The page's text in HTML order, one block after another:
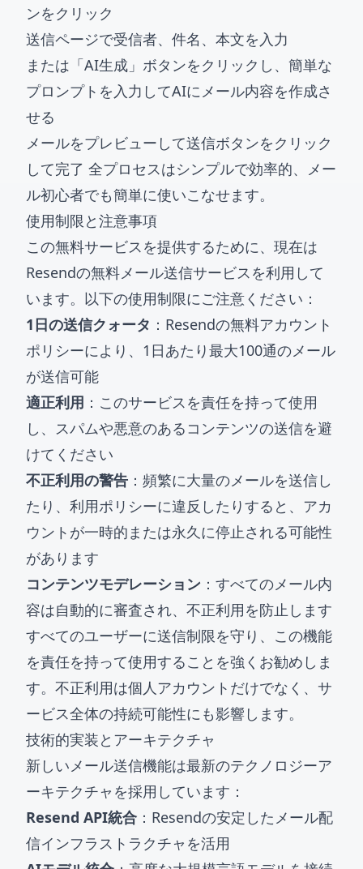
ンをクリック
送信ページで受信者、件名、本文を入力
または「AI生成」ボタンをクリックし、簡単な
プロンプトを入力してAIにメール内容を作成さ
せる
メールをプレビューして送信ボタンをクリック
して完了 全プロセスはシンプルで効率的、メー
ル初心者でも簡単に使いこなせます。
使用制限と注意事項
この無料サービスを提供するために、現在は
Resendの無料メール送信サービスを利用して
います。以下の使用制限にご注意ください：
1日の送信クォータ ：Resendの無料アカウント
ポリシーにより、1日あたり最大100通のメール
が送信可能
適正利用 ：このサービスを責任を持って使用
し、スパムや悪意のあるコンテンツの送信を避
けてください
不正利用の警告 ：頻繁に大量のメールを送信し
たり、利用ポリシーに違反したりすると、アカ
ウントが一時的または永久に停止される可能性
があります
コンテンツモデレーション ：すべてのメール内
容は自動的に審査され、不正利用を防止します
すべてのユーザーに送信制限を守り、この機能
を責任を持って使用することを強くお勧めしま
す。不正利用は個人アカウントだけでなく、サ
ービス全体の持続可能性にも影響します。
技術的実装とアーキテクチャ
新しいメール送信機能は最新のテクノロジーア
ーキテクチャを採用しています：
Resend API統合 ：Resendの安定したメール配
信インフラストラクチャを活用